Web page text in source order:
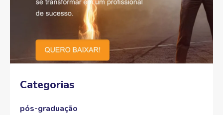
Categorias
pós-graduação